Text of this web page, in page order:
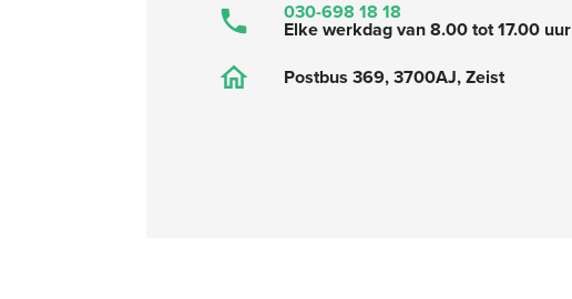
030-698 18 18
Elke werkdag van 8.00 tot 17.00 uur
Postbus 369, 3700AJ, Zeist